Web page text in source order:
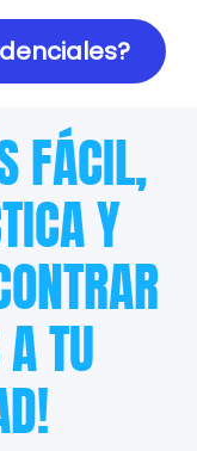
FÁCIL,
Y
TU